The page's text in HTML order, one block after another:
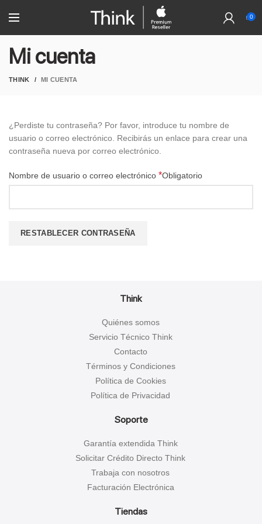
0
Mi cuenta
THINK MI CUENTA
¿Perdiste tu contraseña? Por favor, introduce tu nombre de
usuario o correo electrónico. Recibirás un enlace para crear una
contraseña nueva por correo electrónico.
Nombre de usuario o correo electrónico *Obligatorio
RESTABLECER CONTRASEÑA
Think
Quiénes somos
Servicio Técnico Think
Contacto
Términos y Condiciones
Política de Cookies
Política de Privacidad
Soporte
Garantía extendida Think
Solicitar Crédito Directo Think
Trabaja con nosotros
Facturación Electrónica
Tiendas